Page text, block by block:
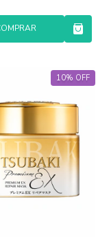
10% OFF